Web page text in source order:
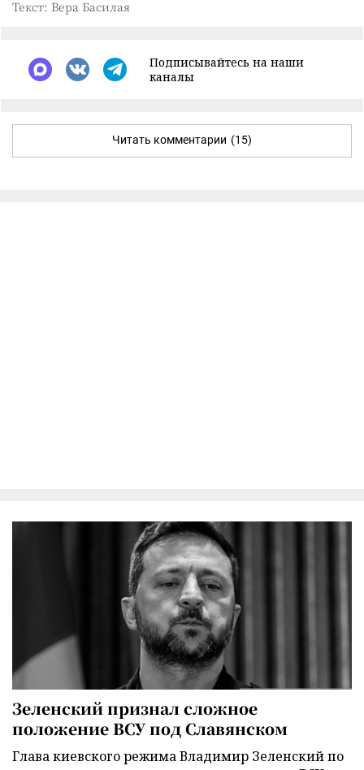
Текст: Вера Басилая
Подписывайтесь на наши
каналы
Читать комментарии (15)
Зеленский признал сложное
положение ВСУ под Славянском
Глава киевского режима Владимир Зеленский по